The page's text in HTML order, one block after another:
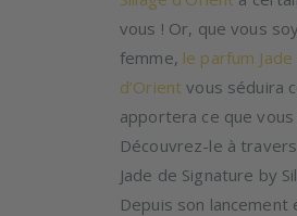
vous ! Or, que vous
femme, le parfum
d’Orient vous séduira
apportera ce que vous
Découvrez-le à
Jade de Signature by
Depuis son lancement